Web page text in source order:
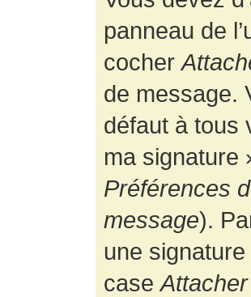
panneau de
cocher
de message.
défaut à tous
ma signature
Préférences
message).
une
case